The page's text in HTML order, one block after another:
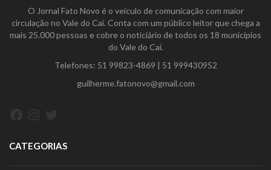
O Jornal Fato Novo é o veículo de comunicação com maior
circulação no Vale do Caí. Conta com um público leitor que chega a
mais 25.000 pessoas e cobre o noticiário de todos os 18 municípios
do Vale do Caí.
Telefones: 51 99823-4869 | 51 999430952
guilherme.fatonovo@gmail.com
CATEGORIAS